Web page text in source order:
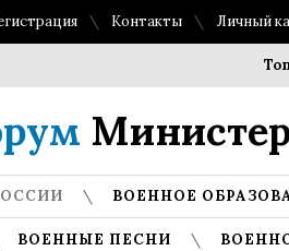
Контакты Личный
Топ
ВОЕННОЕ
ВОЕННЫЕ ПЕСНИ